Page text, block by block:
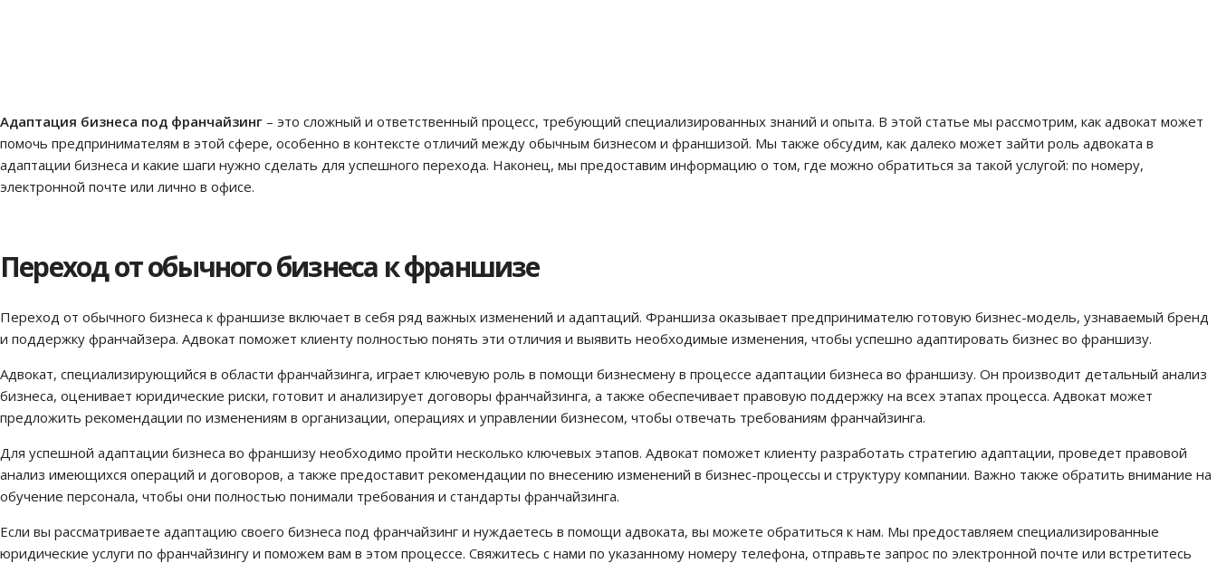
Адаптация бизнеса под франчайзинг – это сложный и ответственный процесс, требующий специализированных знаний и опыта. В этой статье мы рассмотрим, как адвокат может
помочь предпринимателям в этой сфере, особенно в контексте отличий между обычным бизнесом и франшизой. Мы также обсудим, как далеко может зайти роль адвоката в
адаптации бизнеса и какие шаги нужно сделать для успешного перехода. Наконец, мы предоставим информацию о том, где можно обратиться за такой услугой: по номеру,
электронной почте или лично в офисе.
Переход от обычного бизнеса к франшизе
Переход от обычного бизнеса к франшизе включает в себя ряд важных изменений и адаптаций. Франшиза оказывает предпринимателю готовую бизнес-модель, узнаваемый бренд
и поддержку франчайзера. Адвокат поможет клиенту полностью понять эти отличия и выявить необходимые изменения, чтобы успешно адаптировать бизнес во франшизу.
Адвокат, специализирующийся в области франчайзинга, играет ключевую роль в помощи бизнесмену в процессе адаптации бизнеса во франшизу. Он производит детальный анализ
бизнеса, оценивает юридические риски, готовит и анализирует договоры франчайзинга, а также обеспечивает правовую поддержку на всех этапах процесса. Адвокат может
предложить рекомендации по изменениям в организации, операциях и управлении бизнесом, чтобы отвечать требованиям франчайзинга.
Для успешной адаптации бизнеса во франшизу необходимо пройти несколько ключевых этапов. Адвокат поможет клиенту разработать стратегию адаптации, проведет правовой
анализ имеющихся операций и договоров, а также предоставит рекомендации по внесению изменений в бизнес-процессы и структуру компании. Важно также обратить внимание на
обучение персонала, чтобы они полностью понимали требования и стандарты франчайзинга.
Если вы рассматриваете адаптацию своего бизнеса под франчайзинг и нуждаетесь в помощи адвоката, вы можете обратиться к нам. Мы предоставляем специализированные
юридические услуги по франчайзингу и поможем вам в этом процессе. Свяжитесь с нами по указанному номеру телефона, отправьте запрос по электронной почте или встретитесь